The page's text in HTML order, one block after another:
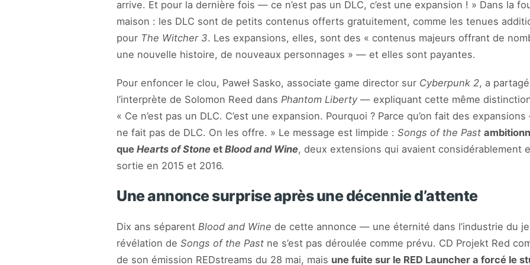
arrive. Et pour la dernière fois — ce n’est pas un DLC, c’est une expansion ! » Dans la
maison : les DLC sont de petits contenus offerts gratuitement, comme les tenues
pour The Witcher 3. Les expansions, elles, sont des « contenus majeurs offrant de
une nouvelle histoire, de nouveaux personnages » — et elles sont payantes.
Pour enfoncer le clou, Paweł Sasko, associate game director sur Cyberpunk 2, a
l’interprète de Solomon Reed dans Phantom Liberty — expliquant cette même
« Ce n’est pas un DLC. C’est une expansion. Pourquoi ? Parce qu’on fait des
ne fait pas de DLC. On les offre. » Le message est limpide : Songs of the Past
que Hearts of Stone et Blood and Wine, deux extensions qui avaient considérablement
sortie en 2015 et 2016.
Une annonce surprise après une décennie d’attente
Dix ans séparent Blood and Wine de cette annonce — une éternité dans l’industrie du
révélation de Songs of the Past ne s’est pas déroulée comme prévu. CD Projekt Red
de son émission REDstreams du 28 mai, mais une fuite sur le RED Launcher a forcé le